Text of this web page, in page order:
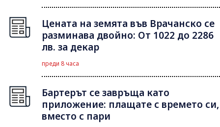
Цената на земята във Врачанско се
разминава двойно: От 1022 до 2286
лв. за декар
преди 8 часа
Бартерът се завръща като
приложение: плащате с времето си,
вместо с пари